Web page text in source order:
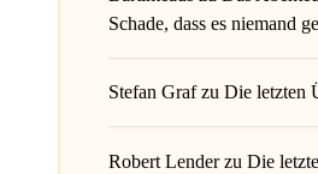
Schade, dass es niemand
Stefan Grafzu Die letzten
Robert Lenderzu Die